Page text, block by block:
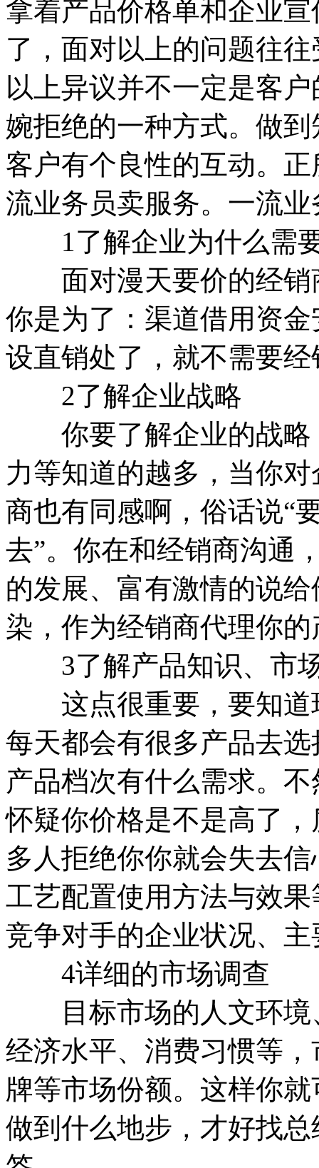
拿着产品价格单和企业
了，面对以上的问题往
以上异议并不一定是客
婉拒绝的一种方式。做
客户有个良性的互动。
流业务员卖服务。一流
1了解企业为什么需
面对漫天要价的经销
你是为了：渠道借用资
设直销处了，就不需要
2了解企业战略
你要了解企业的战略
力等知道的越多，当你
商也有同感啊，俗话说“
去”。你在和经销商沟通
的发展、富有激情的说
染，作为经销商代理你
3了解产品知识、市
这点很重要，要知道
每天都会有很多产品去
产品档次有什么需求。
怀疑你价格是不是高了
多人拒绝你你就会失去
工艺配置使用方法与效
竞争对手的企业状况、
4详细的市场调查
目标市场的人文环境
经济水平、消费习惯等
牌等市场份额。这样你
做到什么地步，才好找